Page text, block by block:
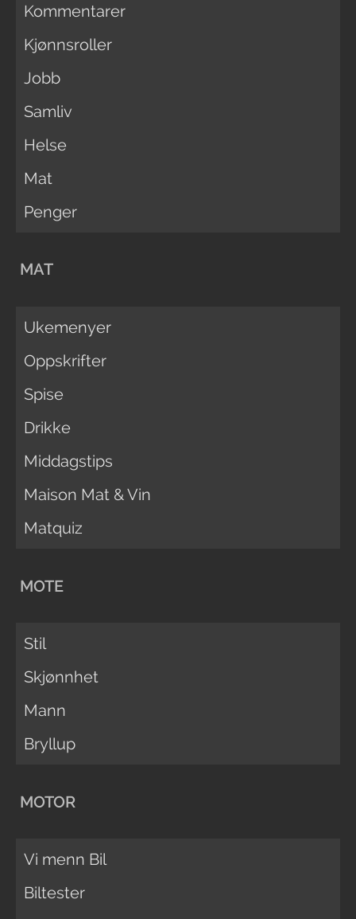
Kommentarer
Kjønnsroller
Jobb
Samliv
Helse
Mat
Penger
MAT
Ukemenyer
Oppskrifter
Spise
Drikke
Middagstips
Maison Mat & Vin
Matquiz
MOTE
Stil
Skjønnhet
Mann
Bryllup
MOTOR
Vi menn Bil
Biltester